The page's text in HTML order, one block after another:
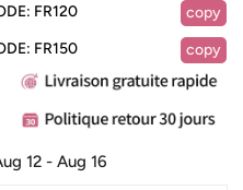
FR120
copy
FR150 copy
12 - Aug 16